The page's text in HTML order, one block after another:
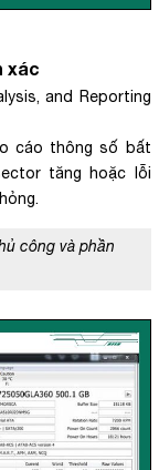
xác
and Reporting
cáo thông số bất
tăng hoặc lỗi
công và phần